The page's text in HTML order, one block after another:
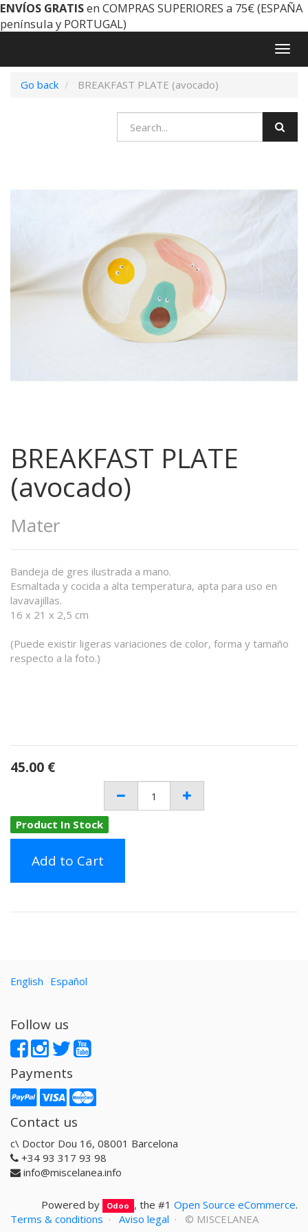
ENVÍOS GRATISen COMPRAS SUPERIORES a 75€ (ESPAÑA
península y PORTUGAL)
Go back
BREAKFAST PLATE (avocado)
BREAKFAST PLATE
(avocado)
Mater
Bandeja de gres ilustrada a mano.
Esmaltada y cocida a alta temperatura, apta para uso en
lavavajillas.
16 x 21 x 2,5 cm
(Puede existir ligeras variaciones de color, forma y tamaño
respecto a la foto.)
45.00 €
Product In Stock
Add to Cart
English Español
Follow us
Payments
Contact us
c\ Doctor Dou 16, 08001 Barcelona
+34 93 317 93 98
info@miscelanea.info
Powered by Odoo , the #1 Open Source eCommerce.
Terms & conditions · Aviso legal · © MISCELANEA